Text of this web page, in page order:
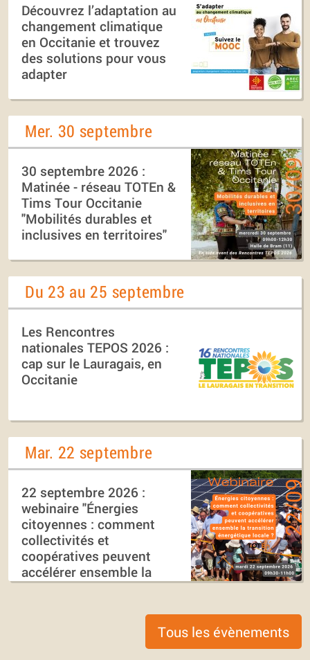
Découvrez l’adaptation au
changement climatique
en Occitanie et trouvez
des solutions pour vous
adapter
Mer. 30 septembre
30 septembre 2026 :
Matinée - réseau TOTEn &
Tims Tour Occitanie
"Mobilités durables et
inclusives en territoires"
Du 23 au 25 septembre
Les Rencontres
nationales TEPOS 2026 :
cap sur le Lauragais, en
Occitanie
Mar. 22 septembre
22 septembre 2026 :
webinaire "Énergies
citoyennes : comment
collectivités et
coopératives peuvent
accélérer ensemble la
transition énergétique
Tous les évènements